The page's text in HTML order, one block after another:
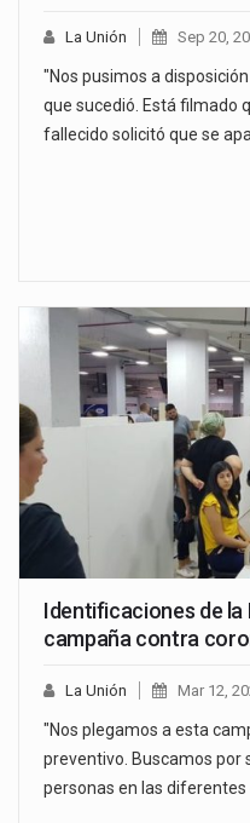
La Unión Sep 20,
"Nos pusimos a
que sucedió. Está filmado
fallecido solicitó que se
Identificaciones de
campaña contra
La Unión Mar 12,
"Nos plegamos a esta
preventivo. Buscamos por
personas en las